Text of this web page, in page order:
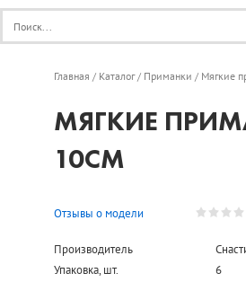
Главная / Каталог / Приманки / Мягкие
МЯГКИЕ
10СМ
Отзывы о модели
Производитель
Упаковка, шт.
6